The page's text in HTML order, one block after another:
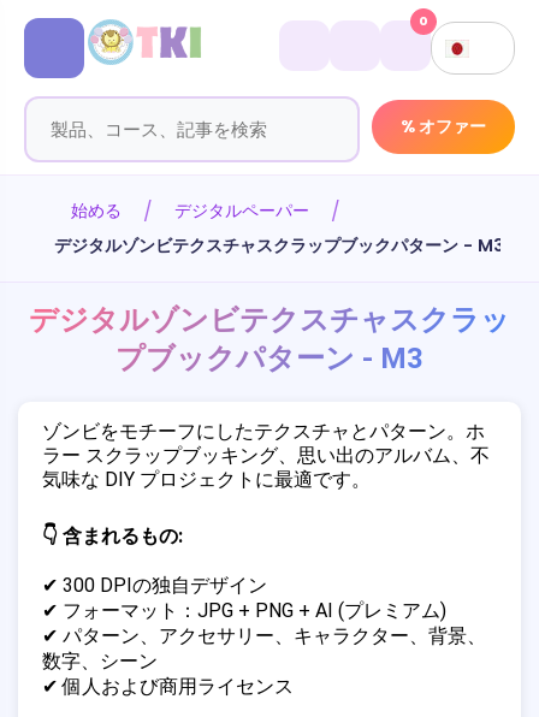
% オファー
0
始める
デジタルペーパー
デジタルゾンビテクスチャスクラップブックパターン - M3
デジタルゾンビテクスチャスクラッ
プブックパターン - M3
ゾンビをモチーフにしたテクスチャとパターン。ホ
ラー スクラップブッキング、思い出のアルバム、不
気味な DIY プロジェクトに最適です。
👇 含まれるもの:
✔ 300 DPIの独自デザイン
✔ フォーマット：JPG + PNG + AI (プレミアム)
✔ パターン、アクセサリー、キャラクター、背景、
数字、シーン
✔ 個人および商用ライセンス